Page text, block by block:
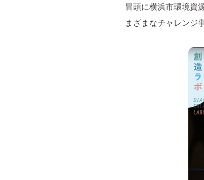
冒頭に横浜市環境資
まざまなチャレンジ